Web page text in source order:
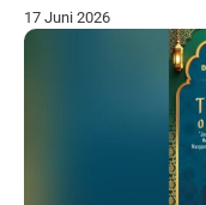
17 Juni 2026